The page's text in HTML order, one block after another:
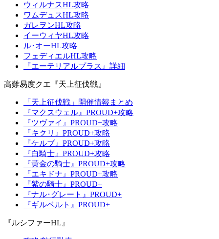
ウィルナスHL攻略
ワムデュスHL攻略
ガレヲンHL攻略
イーウィヤHL攻略
ル･オーHL攻略
フェディエルHL攻略
『エーテリアルプラス』詳細
高難易度クエ『天上征伐戦』
「天上征伐戦」開催情報まとめ
『マクスウェル』PROUD+攻略
『ツヴァイ』PROUD+攻略
『キクリ』PROUD+攻略
『ケルブ』PROUD+攻略
『白騎士』PROUD+攻略
『黄金の騎士』PROUD+攻略
『エキドナ』PROUD+攻略
『紫の騎士』PROUD+
『ナル･グレート』PROUD+
『ギルベルト』PROUD+
『ルシファーHL』